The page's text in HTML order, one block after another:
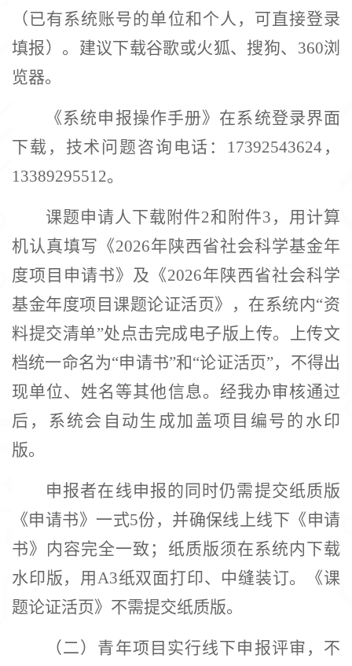
（已有系统账号的单位和个人，可直接登录
填报）。建议下载谷歌或火狐、搜狗、 360浏
览器。
《系统申报操作手册》在系统登录界面
下载，技术问题咨询电话： 17392543624，
13389295512。
课题申请人下载附件2和附件3，用计算
机认真填写《2026年陕西省社会科学基金年
度项目申请书》及《2026年陕西省社会科学
基金年度项目课题论证活页》，在系统内“资
料提交清单”处点击完成电子版上传。上传文
档统一命名为“申请书”和“论证活页”，不得出
现单位、姓名等其他信息。经我办审核通过
后，系统会自动生成加盖项目编号的水印
版。
申报者在线申报的同时仍需提交纸质版
《申请书》一式5份，并确保线上线下《申请
书》内容完全一致；纸质版须在系统内下载
水印版，用A3纸双面打印、中缝装订。《课
题论证活页》不需提交纸质版。
（二）青年项目实行线下申报评审，不